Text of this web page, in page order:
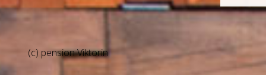
(c) pension Viktorin